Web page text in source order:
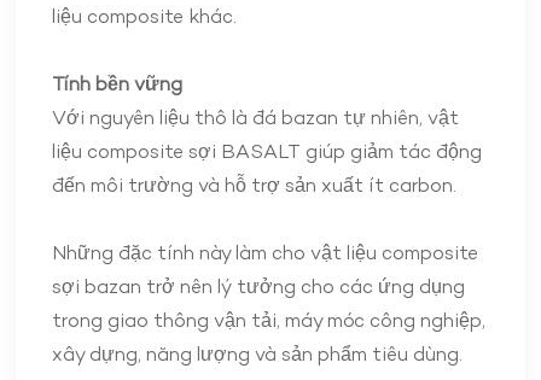
liệu composite khác.
Tính bền vững
Với nguyên liệu thô là đá bazan tự nhiên, vật
liệu composite sợi BASALT giúp giảm tác động
đến môi trường và hỗ trợ sản xuất ít carbon.
Những đặc tính này làm cho vật liệu composite
sợi bazan trở nên lý tưởng cho các ứng dụng
trong giao thông vận tải, máy móc công nghiệp,
xây dựng, năng lượng và sản phẩm tiêu dùng.